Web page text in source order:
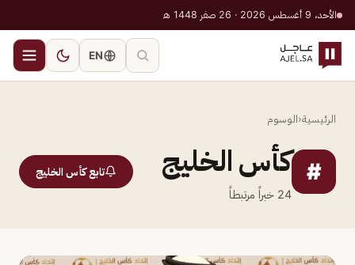
الأحد، 9 أغسطس 2026 · 26 صفر 1448 هـ
EN
الرئيسية‹الوسوم
# كأس الخليج
24 خبراً مرتبطاً
تابع كأس الخليج